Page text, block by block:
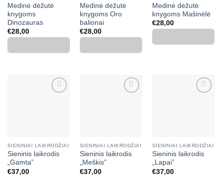
Medinė dėžutė
knygoms
Dinozauras
€28,00
Medinė dėžutė
knygoms Oro
balionai
€28,00
Medinė dėžutė
knygoms Mašinėlė
€28,00
SIENINIAI LAIKRODŽIAI
Sieninis laikrodis
„Gamta”
€37,00
SIENINIAI LAIKRODŽIAI
Sieninis laikrodis
„Meškis”
€37,00
SIENINIAI LAIKRODŽIAI
Sieninis laikrodis
„Lapai”
€37,00